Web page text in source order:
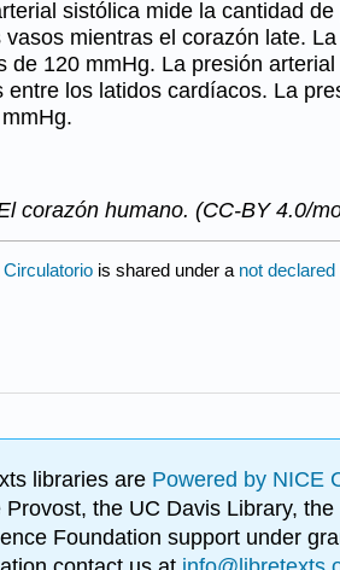
sistólica mide la cantidad
vasos mientras el corazón late.
de 120 mmHg. La presión
entre los latidos cardíacos. La
corazón humano. (CC-BY 4.0/
is shared under a not declared
libraries are Powered by NICE
Provost, the UC Davis Library,
Foundation support under